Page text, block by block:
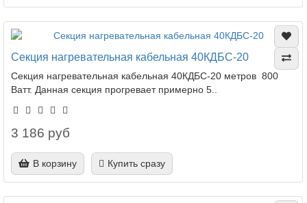
Секция нагревательная кабельная 40КДБС-20
Секция нагревательная кабельная 40КДБС-20 метров 800
Ватт. Данная секция прогревает примерно 5..
3 186 руб
В корзину Купить сразу